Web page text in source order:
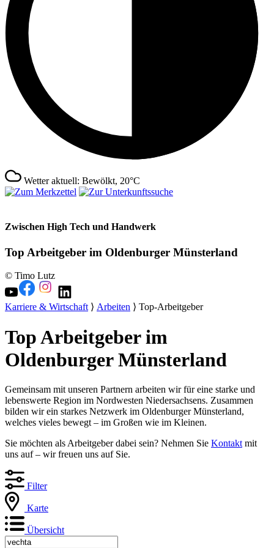
Wetter aktuell: Bewölkt, 20°C
Zwischen High Tech und Handwerk
Top Arbeitgeber im Oldenburger Münsterland
© Timo Lutz
Karriere & Wirtschaft⟩ Arbeiten ⟩ Top-Arbeitgeber
Top Arbeitgeber im
Oldenburger Münsterland
Gemeinsam mit unseren Partnern arbeiten wir für eine starke und
lebenswerte Region im Nordwesten Niedersachsens. Zusammen
bilden wir ein starkes Netzwerk im Oldenburger Münsterland,
welches vieles bewegt – im Großen wie im Kleinen.
Sie möchten als Arbeitgeber dabei sein? Nehmen Sie Kontakt mit
uns auf – wir freuen uns auf Sie.
Filter
Karte
Übersicht